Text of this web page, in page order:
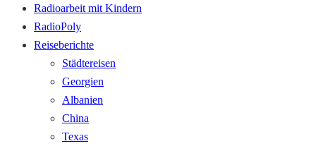
Radioarbeit mit Kindern
RadioPoly
Reiseberichte
Städtereisen
Georgien
Albanien
China
Texas